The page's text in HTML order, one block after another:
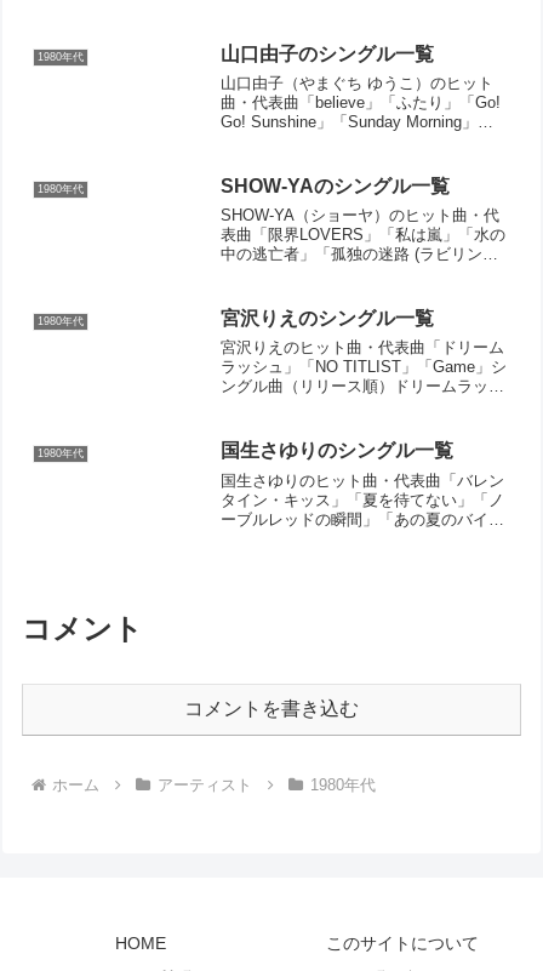
純子& 美乃家セントラル・ステイショ
ン」名義の楽曲もあります...
1980年代 山口由子のシングル一覧
山口由子（やまぐち ゆうこ）のヒット
曲・代表曲「believe」「ふたり」「Go!
Go! Sunshine」「Sunday Morning」
「エ...
1980年代 SHOW-YAのシングル一覧
SHOW-YA（ショーヤ）のヒット曲・代
表曲「限界LOVERS」「私は嵐」「水の
中の逃亡者」「孤独の迷路 (ラビリン
ーション」「ONE WAY ...
1980年代 宮沢りえのシングル一覧
宮沢りえのヒット曲・代表曲「ドリーム
ラッシュ」「NO TITLIST」「Game」シ
ングル曲（リリース順）ドリームラッシ
Kiss（1991年）心...
1980年代 国生さゆりのシングル一覧
国生さゆりのヒット曲・代表曲「バレン
タイン・キッス」「夏を待てない」「ノ
ーブルレッドの瞬間」「あの夏のバイ
コメント
コメントを書き込む
ホーム アーティスト 1980年代
HOME
このサイトについて